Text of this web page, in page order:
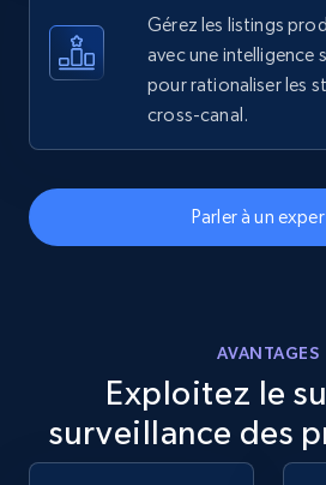
more.
5.6K+ 875+
5.6K+ 875+
Gérez les listings
avec une intelligence
pour rationaliser les
cross-canal.
Parler à un
AVANTAGES
Exploitez le
surveillance des